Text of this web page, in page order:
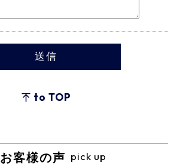
to TOP
お客様の声 pick up